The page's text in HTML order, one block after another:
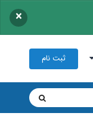
×
ثبت نام